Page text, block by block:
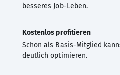
besseres Job-Leben.
Kostenlos profitieren
Schon als Basis-Mitglied
deutlich optimieren.